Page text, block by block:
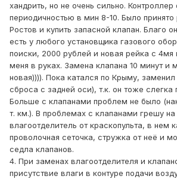
хандрить, но не очень сильно.
периодичностью в мин 8-10. Было
Ростов и купить запасной клапан. Благо
есть у любого установщика газового
поиски, 2000 рублей и новая рейка с
меня в руках. Замена клапана 10 минут и
новая)))). Пока катался по Крыму,
сброса с задней оси), т.к. он тоже слегка
Больше с клапанами проблем не было
т. км.). В проблемах с клапанами грешу
влагоотделитель от краскопульта, в нем
проволочная сеточка, стружка от неё и
седла клапанов.
4. При заменах влагоотделителя и
присутствие влаги в контуре подачи